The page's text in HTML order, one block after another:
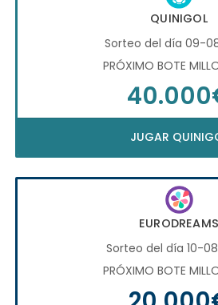
QUINIGOL
Sorteo del día 09-
PRÓXIMO BOTE
JUGAR
EURODREAMS
Sorteo del día 10-
PRÓXIMO BOTE